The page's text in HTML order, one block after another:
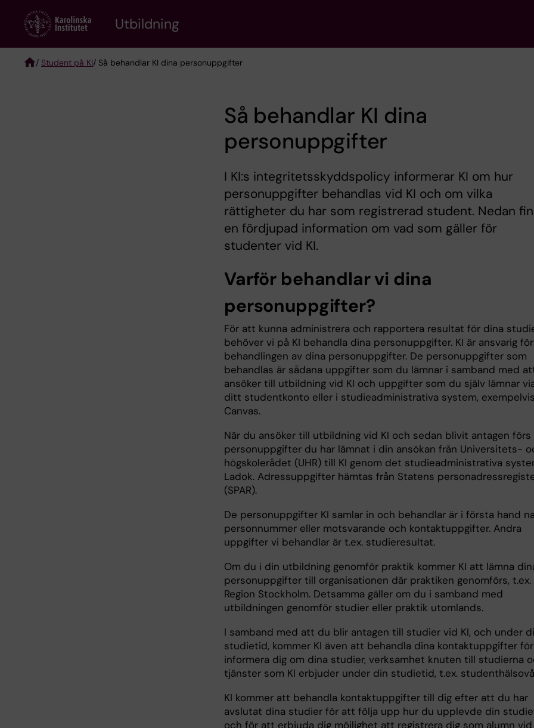
content
Utbildning
/ Student på KI/ Så behandlar KI dina personuppgifter
Så behandlar KI dina
personuppgifter
I KI:s integritetsskyddspolicy informerar KI om hur
personuppgifter behandlas vid KI och om vilka
rättigheter du har som registrerad student. Nedan
en fördjupad information om vad som gäller för
studenter vid KI.
Varför behandlar vi dina
personuppgifter?
För att kunna administrera och rapportera resultat för dina
behöver vi på KI behandla dina personuppgifter. KI är ansvarig för
behandlingen av dina personuppgifter. De personuppgifter som
behandlas är sådana uppgifter som du lämnar i samband med
ansöker till utbildning vid KI och uppgifter som du själv lämnar
ditt studentkonto eller i studieadministrativa system, exempelvis
Canvas.
När du ansöker till utbildning vid KI och sedan blivit antagen förs
personuppgifter du har lämnat i din ansökan från Universitets-
högskolerådet (UHR) till KI genom det studieadministrativa
Ladok. Adressuppgifter hämtas från Statens
(SPAR).
De personuppgifter KI samlar in och behandlar är i första hand
personnummer eller motsvarande och kontaktuppgifter. Andra
uppgifter vi behandlar är t.ex. studieresultat.
Om du i din utbildning genomför praktik kommer KI att lämna
personuppgifter till organisationen där praktiken genomförs, t.ex.
Region Stockholm. Detsamma gäller om du i samband med
utbildningen genomför studier eller praktik utomlands.
I samband med att du blir antagen till studier vid KI, och under
studietid, kommer KI även att behandla dina kontaktuppgifter
informera dig om dina studier, verksamhet knuten till studierna
tjänster som KI erbjuder under din studietid, t.ex.
KI kommer att behandla kontaktuppgifter till dig efter att du har
avslutat dina studier för att följa upp hur du upplevde din
och för att erbjuda dig möjlighet att registrera dig som alumn vid